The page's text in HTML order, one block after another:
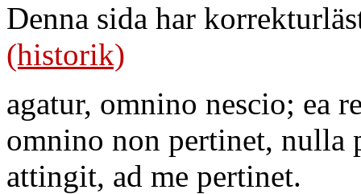
Denna sida har
(historik)
agatur, omnino nescio; ea
omnino non pertinet, nulla
attingit, ad me pertinet.